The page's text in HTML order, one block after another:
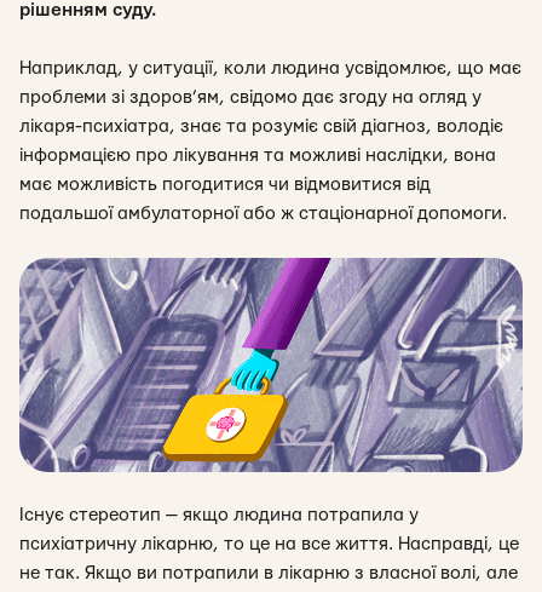
рішенням суду.
Наприклад, у ситуації, коли людина усвідомлює, що має
проблеми зі здоров’ям, свідомо дає згоду на огляд у
лікаря-психіатра, знає та розуміє свій діагноз, володіє
інформацією про лікування та можливі наслідки, вона
має можливість погодитися чи відмовитися від
подальшої амбулаторної або ж стаціонарної допомоги.
Існує стереотип — якщо людина потрапила у
психіатричну лікарню, то це на все життя. Насправді, це
не так. Якщо ви потрапили в лікарню з власної волі, але